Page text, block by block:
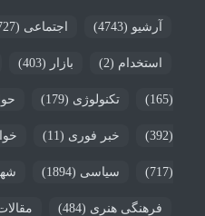
آرشیو (4743) اجتماعی (2727)
استخدام (2) بازار (403)
(165) تکنولوژی (179)
(392) خبر فوری (11)
(717) سیاسی (1894)
فرهنگی هنری (484)